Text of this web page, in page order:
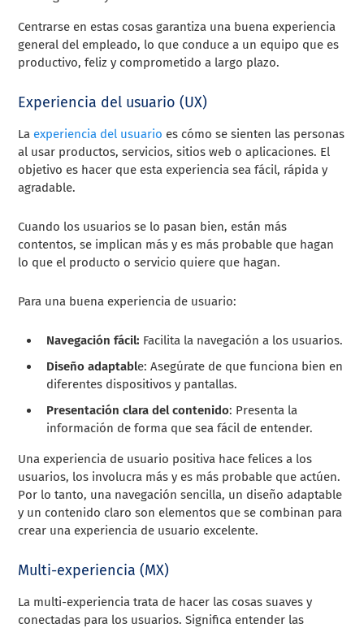
Centrarse en estas cosas garantiza una buena experiencia
general del empleado, lo que conduce a un equipo que es
productivo, feliz y comprometido a largo plazo.
Experiencia del usuario (UX)
La experiencia del usuario es cómo se sienten las personas
al usar productos, servicios, sitios web o aplicaciones. El
objetivo es hacer que esta experiencia sea fácil, rápida y
agradable.
Cuando los usuarios se lo pasan bien, están más
contentos, se implican más y es más probable que hagan
lo que el producto o servicio quiere que hagan.
Para una buena experiencia de usuario:
Navegación fácil: Facilita la navegación a los usuarios.
Diseño adaptable: Asegúrate de que funciona bien en
diferentes dispositivos y pantallas.
Presentación clara del contenido: Presenta la
información de forma que sea fácil de entender.
Una experiencia de usuario positiva hace felices a los
usuarios, los involucra más y es más probable que actúen.
Por lo tanto, una navegación sencilla, un diseño adaptable
y un contenido claro son elementos que se combinan para
crear una experiencia de usuario excelente.
Multi-experiencia (MX)
La multi-experiencia trata de hacer las cosas suaves y
conectadas para los usuarios. Significa entender las